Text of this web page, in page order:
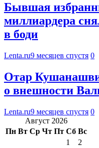
Бывшая
миллиардера
в боди
Lenta.ru9 месяцев спустя 0
Отар
о внешности
Lenta.ru9 месяцев спустя 0
Август 2026
Пн Вт Ср Чт Пт Сб Вс
1
2